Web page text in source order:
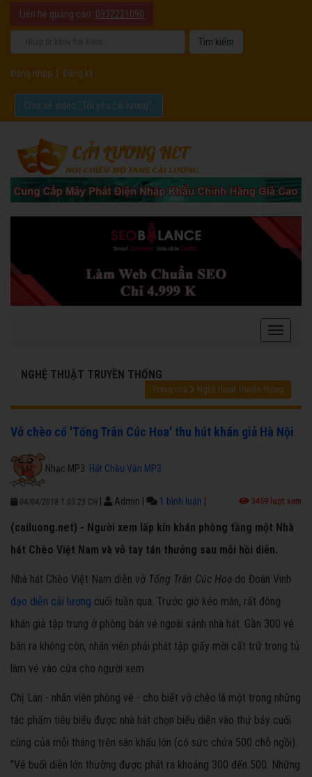
Liên hệ quảng cáo: 0932221090
Đăng nhập Đăng ký
Chia sẻ video "Tôi yêu cải lương".
NGHỆ THUẬT TRUYỀN THỐNG
Trang chủ Nghệ thuật truyền thống
Vở chèo cổ 'Tống Trân Cúc Hoa' thu hút khán giả Hà Nội
Nhạc MP3: Hát Chầu Văn MP3
04/04/2018 1:05:25 CH Admin 1 bình luận 3459 lượt xem
(cailuong.net) - Người xem lấp kín khán phòng tầng một Nhà
hát Chèo Việt Nam và vỗ tay tán thưởng sau mỗi hồi diễn.
Nhà hát Chèo Việt Nam diễn vở Tống Trân Cúc Hoa do Đoàn Vinh
đạo diễn cải lương cuối tuần qua. Trước giờ kéo màn, rất đông
khán giả tập trung ở phòng bán vé ngoài sảnh nhà hát. Gần 300 vé
bán ra không còn, nhân viên phải phát tập giấy mời cất trữ trong tủ
làm vé vào cửa cho người xem.
Chị Lan - nhân viên phòng vé - cho biết vở chèo là một trong những
tác phẩm tiêu biểu được nhà hát chọn biểu diễn vào thứ bảy cuối
cùng của mỗi tháng trên sân khấu lớn (có sức chứa 500 chỗ ngồi).
"Vé buổi diễn lớn thường được phát ra khoảng 300 đến 500. Những